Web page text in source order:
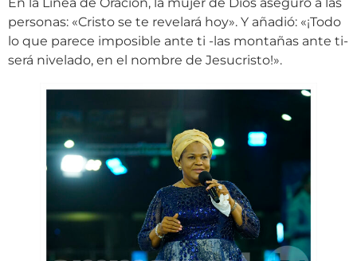
personas: «Cristo se te revelará hoy». Y añadió: «¡Todo
lo que parece imposible ante ti -las montañas ante ti-
será nivelado, en el nombre de Jesucristo!».